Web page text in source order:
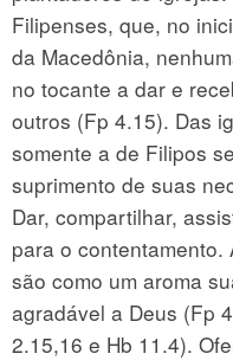
Filipenses, que, no
da Macedônia,
no tocante a dar e
outros (Fp 4.15). Das
somente a de Filipos
suprimento de suas
Dar, compartilhar,
para o
são como um aroma
agradável a Deus (Fp
2.15,16 e Hb 11.4).